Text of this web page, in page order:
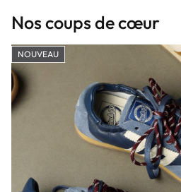
Nos coups de cœur
NOUVEAU